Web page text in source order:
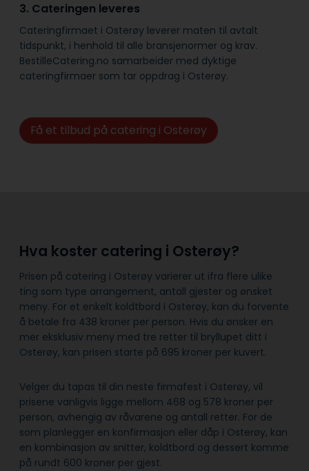
3. Cateringen leveres
Cateringfirmaet i Osterøy leverer maten til avtalt
tidspunkt, i henhold til alle bransje­normer og krav.
BestilleCatering.no samarbeider med dyktige
cateringfirmaer som tar oppdrag i Osterøy.
Få et tilbud på catering i Osterøy
Hva koster catering i Osterøy?
Prisen på catering i Osterøy varierer ut ifra flere ulike
ting som type arrangement, antall gjester og ønsket
meny. For et enkelt koldtbord i Osterøy, kan du forvente
å betale fra 438 kroner per person. Hvis du ønsker en
mer eksklusiv meny med tre retter til bryllupet ditt i
Osterøy, kan prisen starte på 695 kroner per kuvert.
Velger du tapas til din neste firmafest i Osterøy, vil
prisene vanligvis ligge mellom 468 og 578 kroner per
person, avhengig av råvarene og antall retter. For de
som planlegger en konfirmasjon eller dåp i Osterøy, kan
en kombinasjon av snitter, koldtbord og dessert komme
på rundt 600 kroner per gjest.